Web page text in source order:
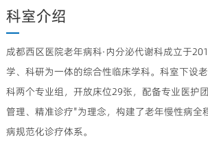
科室介绍
成都西区医院老年病科·内分泌代谢科成立于
学、科研为一体的综合性临床学科。科室下设
科两个专业组，开放床位29张，配备专业医护
管理、精准诊疗"为理念，构建了老年慢性病全
病规范化诊疗体系。